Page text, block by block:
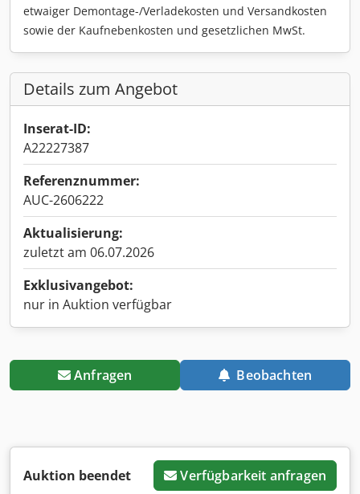
etwaiger Demontage-/Verladekosten und Versandkosten
sowie der Kaufnebenkosten und gesetzlichen MwSt.
Details zum Angebot
Inserat-ID:
A22227387
Referenznummer:
AUC-2606222
Aktualisierung:
zuletzt am 06.07.2026
Exklusivangebot:
nur in Auktion verfügbar
Anfragen Beobachten
Auktion beendet Verfügbarkeit anfragen